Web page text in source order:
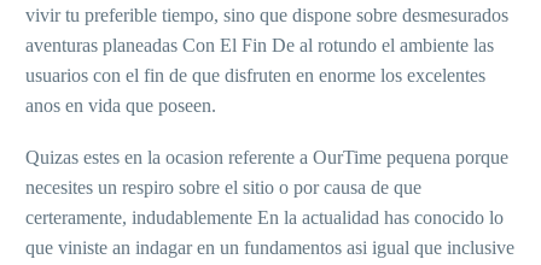
vivir tu preferible tiempo, sino que dispone sobre desmesurados
aventuras planeadas Con El Fin De al rotundo el ambiente las
usuarios con el fin de que disfruten en enorme los excelentes
anos en vida que poseen.
Quizas estes en la ocasion referente a OurTime pequena porque
necesites un respiro sobre el sitio o por causa de que
certeramente, indudablemente En la actualidad has conocido lo
que viniste an indagar en un fundamentos asi­ igual que inclusive